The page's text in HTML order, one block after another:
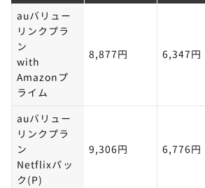
auバリュー
リンクプラ
ン
with
Amazonプ
ライム
8,877円 6,347円
auバリュー
リンクプラ
ン
Netflixパッ
ク(P)
9,306円 6,776円